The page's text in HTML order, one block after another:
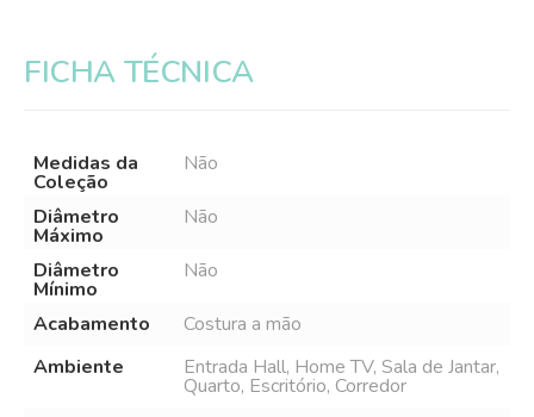
FICHA TÉCNICA
Medidas da
Coleção
Não
Diâmetro
Máximo
Não
Diâmetro
Mínimo
Não
Acabamento
Costura a mão
Ambiente
Entrada Hall, Home TV, Sala de Jantar,
Quarto, Escritório, Corredor